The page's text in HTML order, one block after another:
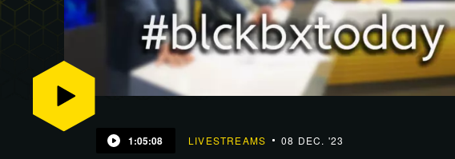
1:05:08 LIVESTREAMS 08 DEC. '23